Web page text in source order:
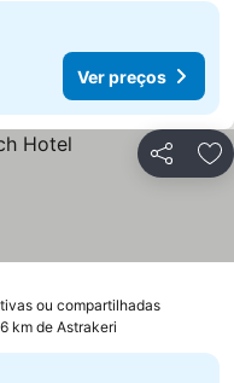
Ver preços
Partilhar
ou compartilhadasVer
km de Astrakeri